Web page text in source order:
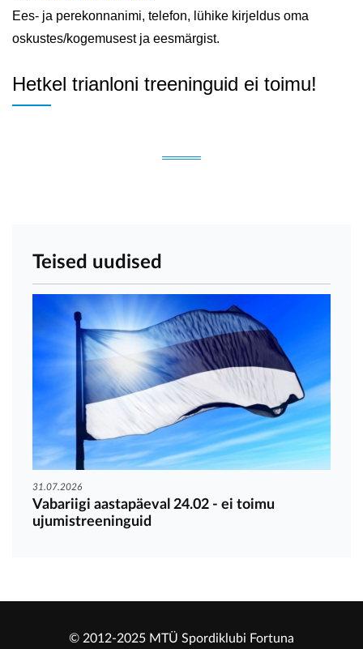
Ees- ja perekonnanimi, telefon, lühike kirjeldus oma
oskustes/kogemusest ja eesmärgist.
Hetkel trianloni treeninguid ei toimu!
Teised uudised
31.07.2026
Vabariigi aastapäeval 24.02 - ei toimu
ujumistreeninguid
© 2012-2025 MTÜ Spordiklubi Fortuna